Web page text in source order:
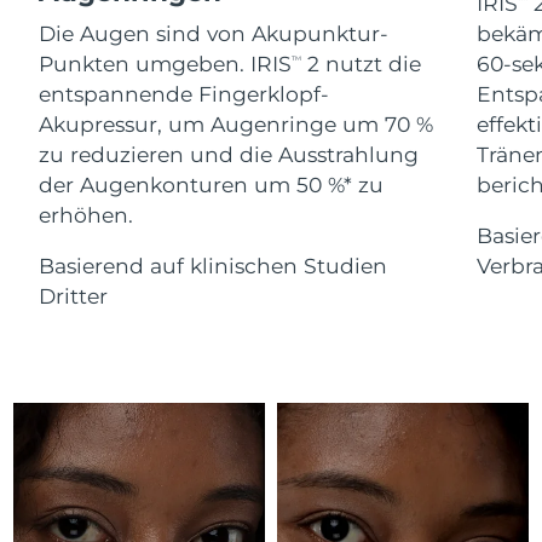
Die Augen sind von Akupunktur-
Punkten umgeben. IRISTM
2 nutzt die
entspannende Fingerklopf-
Akupressur, um Augenringe um 70 %
zu reduzieren und die Ausstrahlung
der Augenkonturen um 50 %* zu
erhöhen.
Basierend auf klinischen Studien
Dritter
60-
For healthy hair
18% PAP
Kosmetik Männer
Kaufe alles
FOREO APP
Isle of Man Erwartete Lieferung
Israel Erwartete Lieferung 8/13/26
Italien Erwartete Lieferung 8/9/26
Japan
Jersey Erwartete Lieferung 8/14/26
Lettland Erwartete Lieferung
Libanon Erwartete Lieferung 8/10/26